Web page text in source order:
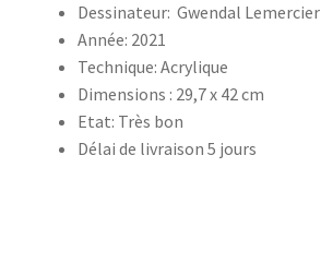
Dessinateur: Gwendal Lemercier
Année: 2021
Technique: Acrylique
Dimensions : 29,7 x 42 cm
Etat: Très bon
Délai de livraison 5 jours